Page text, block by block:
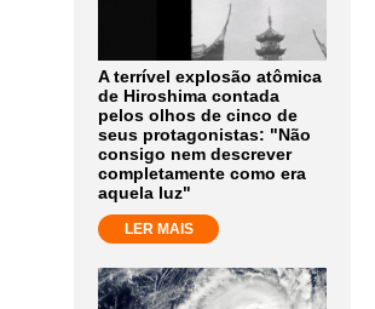
A terrível explosão atômica
de Hiroshima contada
pelos olhos de cinco de
seus protagonistas: "Não
consigo nem descrever
completamente como era
aquela luz"
LER MAIS